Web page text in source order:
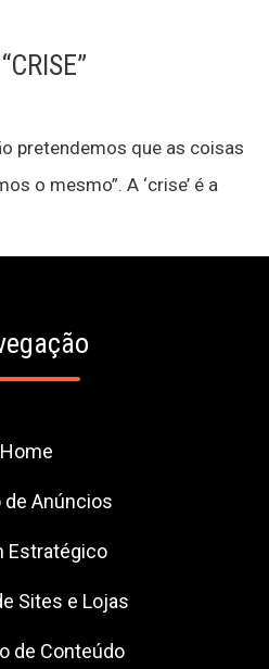
pretendemos que as coisas
o mesmo”. A ‘crise’ é a
Home
de Anúncios
Estratégico
Sites e Lojas
de Conteúdo